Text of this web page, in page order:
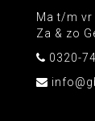
Ma t/m vr
Za & zo
0320-